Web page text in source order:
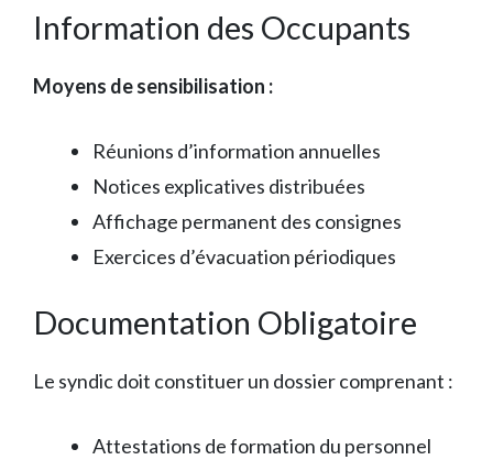
Information des Occupants
Moyens de sensibilisation :
Réunions d’information annuelles
Notices explicatives distribuées
Affichage permanent des consignes
Exercices d’évacuation périodiques
Documentation Obligatoire
Le syndic doit constituer un dossier comprenant :
Attestations de formation du personnel